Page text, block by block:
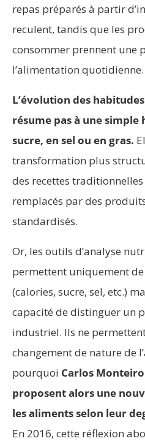
repas préparés à partir
reculent, tandis que les
consommer prennent une
l’alimentation quotidienne.
L’évolution des
résume pas à une simple
sucre, en sel ou en gras.
transformation plus
des recettes
remplacés par des
standardisés.
Or, les outils d’analyse
permettent uniquement
(calories, sucre, sel, etc.)
capacité de distinguer un
industriel. Ils ne
changement de nature de
pourquoi Carlos
proposent alors une
les aliments selon leur
En 2016, cette réflexion